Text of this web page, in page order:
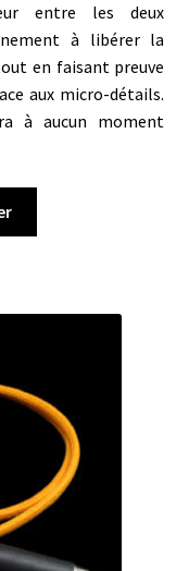
entre les deux
à libérer la
en faisant preuve
aux micro-détails.
à aucun moment